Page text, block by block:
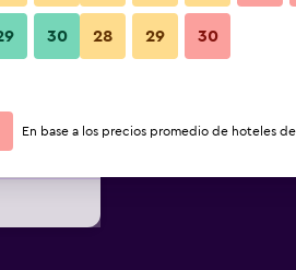
Fotos
30 28 29 30
En base a los precios promedio de hoteles